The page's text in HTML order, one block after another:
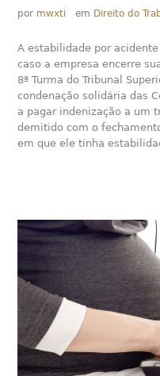
por mwxti em Direito do
A estabilidade por
caso a empresa encerre
8ª Turma do Tribunal
condenação solidária das
a pagar indenização a um
demitido com o
em que ele tinha